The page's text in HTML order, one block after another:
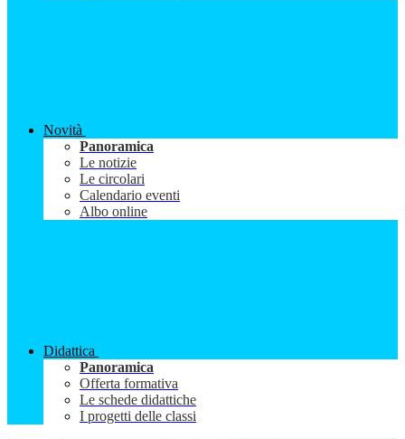
Novità
Panoramica
Le notizie
Le circolari
Calendario eventi
Albo online
Didattica
Panoramica
Offerta formativa
Le schede didattiche
I progetti delle classi